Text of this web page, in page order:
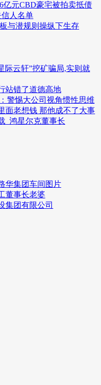
亿元CBD豪宅被拍卖抵债
人名单
与潜规则操纵下生存
际云轩”挖矿骗局,实则就
站错了道德高地
警惕大公司视角惯性思维
面老想钱 那他成不了大事
_鸿星尔克董事长
华集团车间图片
董事长老婆
集团有限公司